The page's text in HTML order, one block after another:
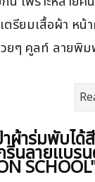
ตรียมเสื้อผ้า หน้
วยๆ คูลท์ ลายพิ
าผ้าร่มพับได้
รีนลายแบร